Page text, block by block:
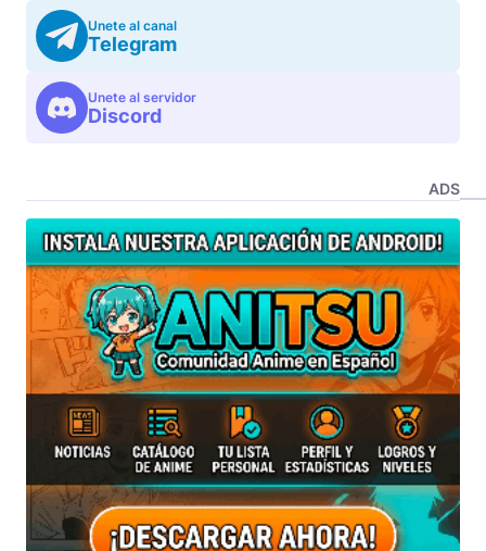
Unete al canal
Telegram
Unete al servidor
Discord
ADS